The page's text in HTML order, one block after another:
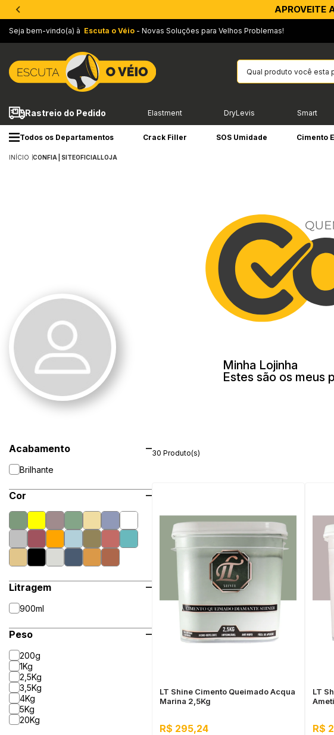
APROVEITE
Seja bem-vindo(a) à Escuta o Véio - Novas Soluções para Velhos Problemas!
Rastreio do Pedido Elastment DryLevis Smart
Todos os Departamentos Crack Filler SOS Umidade Cimento
INÍCIO CONFIA | SITEOFICIALLOJA
Minha Lojinha
Estes são os meus
Acabamento
Brilhante
Cor
Litragem
900ml
Peso
200g
1Kg
2,5Kg
3,5Kg
4Kg
5Kg
20Kg
30 Produto(s)
LT Shine Cimento Queimado Acqua
Marina 2,5Kg
R$ 295,24
LT
R$